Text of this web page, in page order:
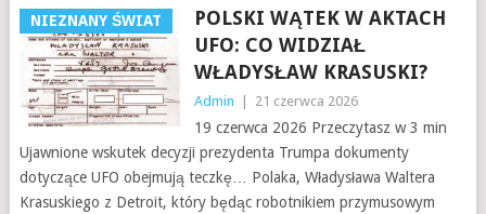
NIEZNANY ŚWIAT
POLSKI WĄTEK W AKTACH
UFO: CO WIDZIAŁ
WŁADYSŁAW KRASUSKI?
Admin 21 czerwca 2026
19 czerwca 2026 Przeczytasz w 3 min
Ujawnione wskutek decyzji prezydenta Trumpa dokumenty
dotyczące UFO obejmują teczkę… Polaka, Władysława Waltera
Krasuskiego z Detroit, który będąc robotnikiem przymusowym